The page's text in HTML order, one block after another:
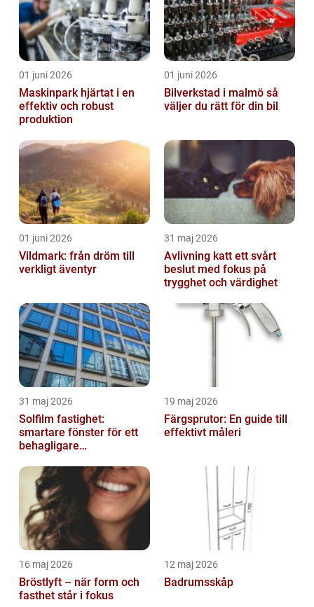
01 juni 2026
Maskinpark hjärtat i en
effektiv och robust
produktion
01 juni 2026
Bilverkstad i malmö så
väljer du rätt för din bil
01 juni 2026
Vildmark: från dröm till
verkligt äventyr
31 maj 2026
Avlivning katt ett svårt
beslut med fokus på
trygghet och värdighet
31 maj 2026
Solfilm fastighet:
smartare fönster för ett
behagligare
19 maj 2026
Färgsprutor: En guide till
effektivt måleri
16 maj 2026
Bröstlyft – när form och
fasthet står i fokus
12 maj 2026
Badrumsskåp